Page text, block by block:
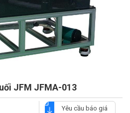
JFM JFMA-013
Yêu cầu báo giá